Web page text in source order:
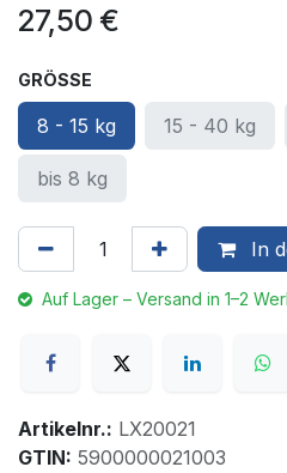
27,50 €
GRÖSSE
8 - 15 kg 15 - 40 kg
bis 8 kg
In
Auf Lager – Versand in 1–2
Artikelnr.: LX20021
GTIN: 5900000021003